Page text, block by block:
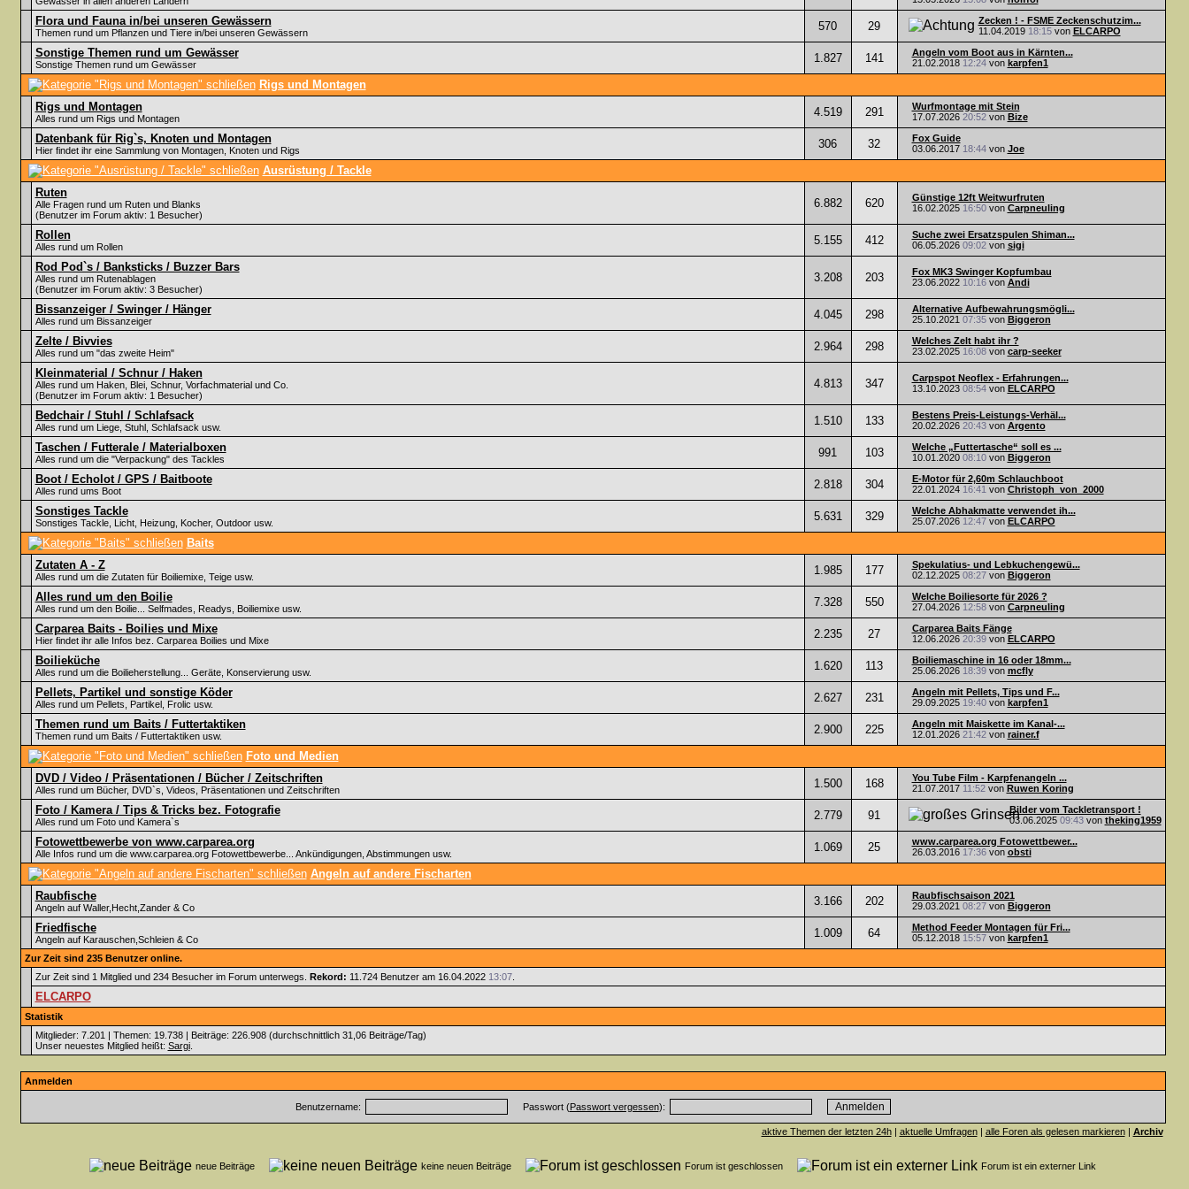
Flora und Fauna in/bei unseren Gewässern
Themen rund um Pflanzen und Tiere in/bei unseren Gewässern 570 29
Zecken ! - FSME Zeckenschutzim...
11.04.2019 18:15von ELCARPO
Sonstige Themen rund um Gewässer
Sonstige Themen rund um Gewässer 1.827 141
Angeln vom Boot aus in Kärnten...
21.02.2018 12:24von karpfen1
Rigs und Montagen
Rigs und Montagen
Alles rund um Rigs und Montagen 4.519 291
Wurfmontage mit Stein
17.07.2026 20:52von Bize
Datenbank für Rig`s, Knoten und Montagen
Hier findet ihr eine Sammlung von Montagen, Knoten und Rigs 306 32
Fox Guide
03.06.2017 18:44von Joe
Ausrüstung / Tackle
Ruten
Alle Fragen rund um Ruten und Blanks
(Benutzer im Forum aktiv: 1 Besucher)
6.882 620
Günstige 12ft Weitwurfruten
16.02.2025 16:50von Carpneuling
Rollen
Alles rund um Rollen 5.155 412
Suche zwei Ersatzspulen Shiman...
06.05.2026 09:02von sigi
Rod Pod`s / Banksticks / Buzzer Bars
Alles rund um Rutenablagen
(Benutzer im Forum aktiv: 3 Besucher)
3.208 203
Fox MK3 Swinger Kopfumbau
23.06.2022 10:16von Andi
Bissanzeiger / Swinger / Hänger
Alles rund um Bissanzeiger 4.045 298
Alternative Aufbewahrungsmögli...
25.10.2021 07:35von Biggeron
Zelte / Bivvies
Alles rund um "das zweite Heim" 2.964 298
Welches Zelt habt ihr ?
23.02.2025 16:08von carp-seeker
Kleinmaterial / Schnur / Haken
Alles rund um Haken, Blei, Schnur, Vorfachmaterial und Co.
(Benutzer im Forum aktiv: 1 Besucher)
4.813 347
Carpspot Neoflex - Erfahrungen...
13.10.2023 08:54von ELCARPO
Bedchair / Stuhl / Schlafsack
Alles rund um Liege, Stuhl, Schlafsack usw. 1.510 133
Bestens Preis-Leistungs-Verhäl...
20.02.2026 20:43von Argento
Taschen / Futterale / Materialboxen
Alles rund um die "Verpackung" des Tackles 991 103
Welche „Futtertasche“ soll es ...
10.01.2020 08:10von Biggeron
Boot / Echolot / GPS / Baitboote
Alles rund ums Boot 2.818 304
E-Motor für 2,60m Schlauchboot
22.01.2024 16:41 von Christoph_von_2000
Sonstiges Tackle
Sonstiges Tackle, Licht, Heizung, Kocher, Outdoor usw. 5.631 329
Welche Abhakmatte verwendet ih...
25.07.2026 12:47von ELCARPO
Baits
Zutaten A - Z
Alles rund um die Zutaten für Boiliemixe, Teige usw. 1.985 177
Spekulatius- und Lebkuchengewü...
02.12.2025 08:27von Biggeron
Alles rund um den Boilie
Alles rund um den Boilie... Selfmades, Readys, Boiliemixe usw. 7.328 550
Welche Boiliesorte für 2026 ?
27.04.2026 12:58von Carpneuling
Carparea Baits - Boilies und Mixe
Hier findet ihr alle Infos bez. Carparea Boilies und Mixe 2.235 27
Carparea Baits Fänge
12.06.2026 20:39von ELCARPO
Boilieküche
Alles rund um die Boilieherstellung... Geräte, Konservierung usw. 1.620 113
Boiliemaschine in 16 oder 18mm...
25.06.2026 18:39von mcfly
Pellets, Partikel und sonstige Köder
Alles rund um Pellets, Partikel, Frolic usw. 2.627 231
Angeln mit Pellets, Tips und F...
29.09.2025 19:40von karpfen1
Themen rund um Baits / Futtertaktiken
Themen rund um Baits / Futtertaktiken usw. 2.900 225
Angeln mit Maiskette im Kanal-...
12.01.2026 21:42von rainer.f
Foto und Medien
DVD / Video / Präsentationen / Bücher / Zeitschriften
Alles rund um Bücher, DVD`s, Videos, Präsentationen und Zeitschriften 1.500 168
You Tube Film - Karpfenangeln ...
21.07.2017 11:52von Ruwen Koring
Foto / Kamera / Tips & Tricks bez. Fotografie
Alles rund um Foto und Kamera`s 2.779 91
Bilder vom Tackletransport !
03.06.2025 09:43von theking1959
Fotowettbewerbe von www.carparea.org
Alle Infos rund um die www.carparea.org Fotowettbewerbe... Ankündigungen, Abstimmungen usw. 1.069 25
www.carparea.org Fotowettbewer...
26.03.2016 17:36von obsti
Angeln auf andere Fischarten
Raubfische
Angeln auf Waller,Hecht,Zander & Co 3.166 202
Raubfischsaison 2021
29.03.2021 08:27von Biggeron
Friedfische
Angeln auf Karauschen,Schleien & Co 1.009 64
Method Feeder Montagen für Fri...
05.12.2018 15:57von karpfen1
Zur Zeit sind 235 Benutzer online.
Zur Zeit sind 1 Mitglied und 234 Besucher im Forum unterwegs. Rekord: 11.724 Benutzer am 16.04.2022 13:07.
ELCARPO
Statistik
Mitglieder: 7.201 | Themen: 19.738 | Beiträge: 226.908 (durchschnittlich 31,06 Beiträge/Tag)
Unser neuestes Mitglied heißt: Sargi.
Anmelden
Benutzername: Passwort (Passwort vergessen):
aktive Themen der letzten 24h| aktuelle Umfragen| alle Foren als gelesen markieren| Archiv
neue Beiträge keine neuen Beiträge Forum ist geschlossen Forum ist ein externer Link